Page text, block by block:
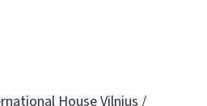
House Vilnius /